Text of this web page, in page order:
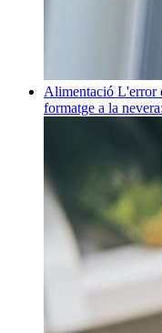
Alimentació L'error
formatge a la